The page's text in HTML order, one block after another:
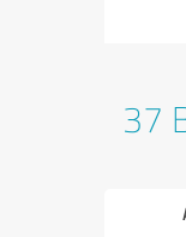
37